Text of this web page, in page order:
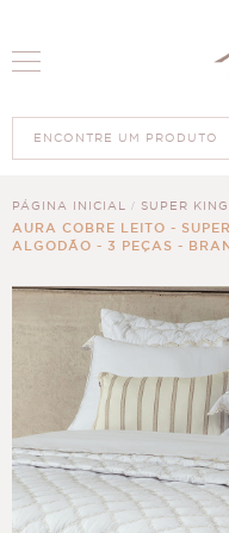
PÁGINA INICIAL SUPER KING
AURA COBRE LEITO -
ALGODÃO - 3 PEÇAS -